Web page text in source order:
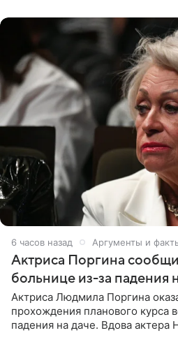
6 часов назад Аргументы и
Актриса Поргина
больнице из-за падения
Актриса Людмила Поргина
прохождения планового курса
падения на даче. Вдова актера